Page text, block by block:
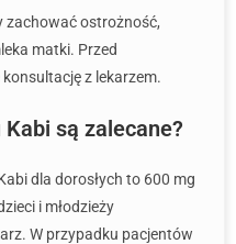
zachować ostrożność,
matki. Przed
z lekarzem.
są zalecane?
dla dorosłych to 600 mg
i młodzieży
W przypadku pacjentów